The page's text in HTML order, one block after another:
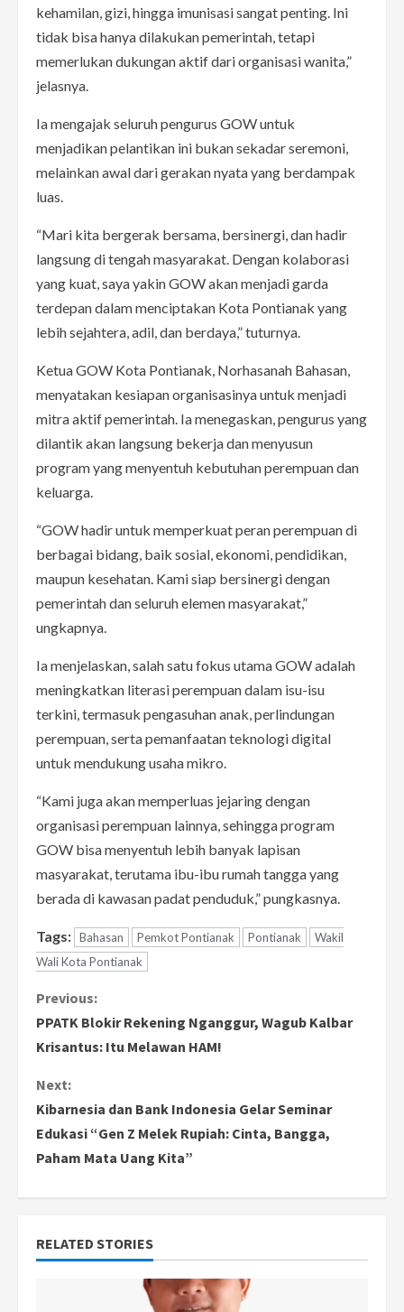
kehamilan, gizi, hingga imunisasi sangat penting. Ini
tidak bisa hanya dilakukan pemerintah, tetapi
memerlukan dukungan aktif dari organisasi wanita,”
jelasnya.
Ia mengajak seluruh pengurus GOW untuk
menjadikan pelantikan ini bukan sekadar seremoni,
melainkan awal dari gerakan nyata yang berdampak
luas.
“Mari kita bergerak bersama, bersinergi, dan hadir
langsung di tengah masyarakat. Dengan kolaborasi
yang kuat, saya yakin GOW akan menjadi garda
terdepan dalam menciptakan Kota Pontianak yang
lebih sejahtera, adil, dan berdaya,” tuturnya.
Ketua GOW Kota Pontianak, Norhasanah Bahasan,
menyatakan kesiapan organisasinya untuk menjadi
mitra aktif pemerintah. Ia menegaskan, pengurus yang
dilantik akan langsung bekerja dan menyusun
program yang menyentuh kebutuhan perempuan dan
keluarga.
“GOW hadir untuk memperkuat peran perempuan di
berbagai bidang, baik sosial, ekonomi, pendidikan,
maupun kesehatan. Kami siap bersinergi dengan
pemerintah dan seluruh elemen masyarakat,”
ungkapnya.
Ia menjelaskan, salah satu fokus utama GOW adalah
meningkatkan literasi perempuan dalam isu-isu
terkini, termasuk pengasuhan anak, perlindungan
perempuan, serta pemanfaatan teknologi digital
untuk mendukung usaha mikro.
“Kami juga akan memperluas jejaring dengan
organisasi perempuan lainnya, sehingga program
GOW bisa menyentuh lebih banyak lapisan
masyarakat, terutama ibu-ibu rumah tangga yang
berada di kawasan padat penduduk,” pungkasnya.
Tags: Bahasan Pemkot Pontianak Pontianak
Wakil
Wali Kota Pontianak
C
o
n
t
i
n
u
e
Previous:
PPATK Blokir Rekening Nganggur, Wagub Kalbar
Krisantus: Itu Melawan HAM!
Next:
Kibarnesia dan Bank Indonesia Gelar Seminar
Edukasi “Gen Z Melek Rupiah: Cinta, Bangga,
Paham Mata Uang Kita”
RELATED STORIES